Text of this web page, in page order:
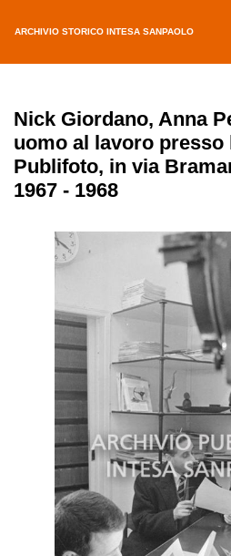
ARCHIVIO STORICO INTESA SANPAOLO
Nick Giordano, Anna
uomo al lavoro presso
Publifoto, in via
1967 - 1968